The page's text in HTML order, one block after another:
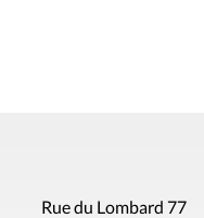
Rue du Lombard 77